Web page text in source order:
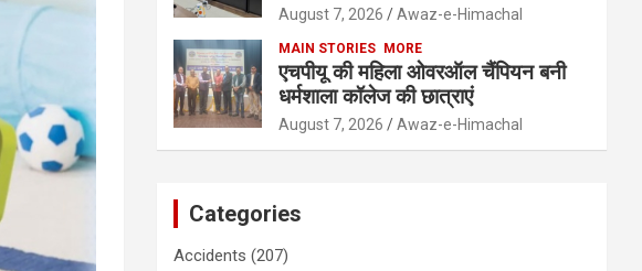
August 7, 2026 Awaz-e-Himachal
MAIN STORIES MORE
एचपीयू की महिला ओवरऑल चैंपियन बनी
धर्मशाला कॉलेज की छात्राएं
August 7, 2026 Awaz-e-Himachal
Categories
Accidents (207)